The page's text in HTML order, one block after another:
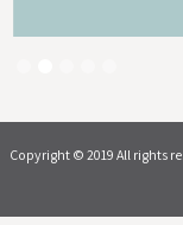
Copyright © 2019 All rights